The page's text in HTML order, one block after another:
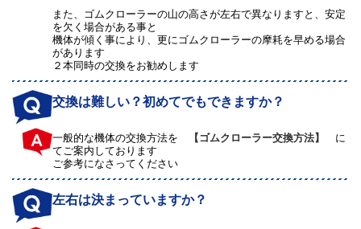
また、ゴムクローラーの山の高さが左右で異なりますと、安定
を欠く場合がある事と
機体が傾く事により、更にゴムクローラーの摩耗を早める場合
があります
２本同時の交換をお勧めします
交換は難しい？初めてでもできますか？
一般的な機体の交換方法を 【ゴムクローラー交換方法】
に
てご案内しております
ご参考になさってください
左右は決まっていますか？